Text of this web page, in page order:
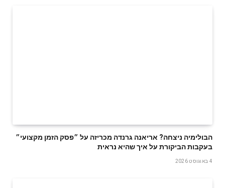
הבולימיה ניצחה? אריאנה גרנדה מכריזה על ״פסק הזמן מקצועי״
בעקבות הביקורת על איך שהיא נראית
4 באוגוסט 2026